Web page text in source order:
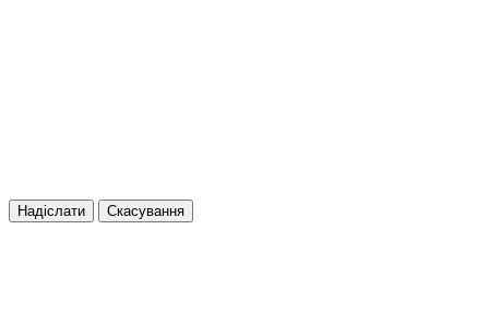
Надіслати Скасування